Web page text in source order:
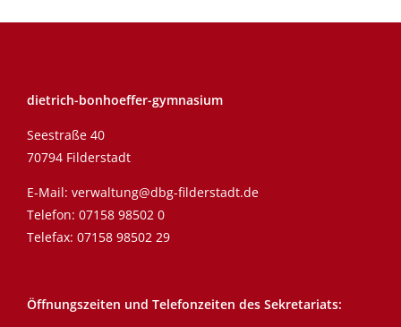
dietrich-bonhoeffer-gymnasium
Seestraße 40
70794 Filderstadt
E-Mail: verwaltung@dbg-filderstadt.de
Telefon: 07158 98502 0
Telefax: 07158 98502 29
Öffnungszeiten und Telefonzeiten des Sekretariats: